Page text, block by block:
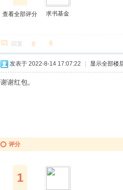
查看全部评分 求书基金
回复
发表于 2022-8-14 17:07:22 显示全部楼
谢谢红包。
评分
1